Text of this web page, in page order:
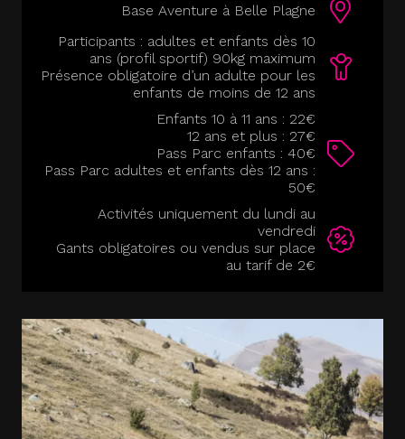
Base Aventure à Belle Plagne
Participants : adultes et enfants dès 10
ans (profil sportif) 90kg maximum
Présence obligatoire d’un adulte pour les
enfants de moins de 12 ans
Enfants 10 à 11 ans : 22€
12 ans et plus : 27€
Pass Parc enfants : 40€
Pass Parc adultes et enfants dès 12 ans :
50€
Activités uniquement du lundi au
vendredi
Gants obligatoires ou vendus sur place
au tarif de 2€